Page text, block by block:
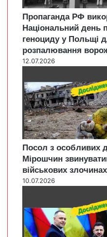
Пропаганда РФ
Національний день
геноциду у Польщі
розпалювання
12.07.2026
Посол з особливих
Мірошчин
військових злочинах
10.07.2026